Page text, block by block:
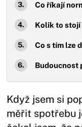
Co říkají
Kolik to stojí
Co s tím lze
Budoucnost
Když jsem si
měřit spotřebu